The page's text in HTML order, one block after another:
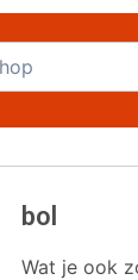
bol
Wat je ook